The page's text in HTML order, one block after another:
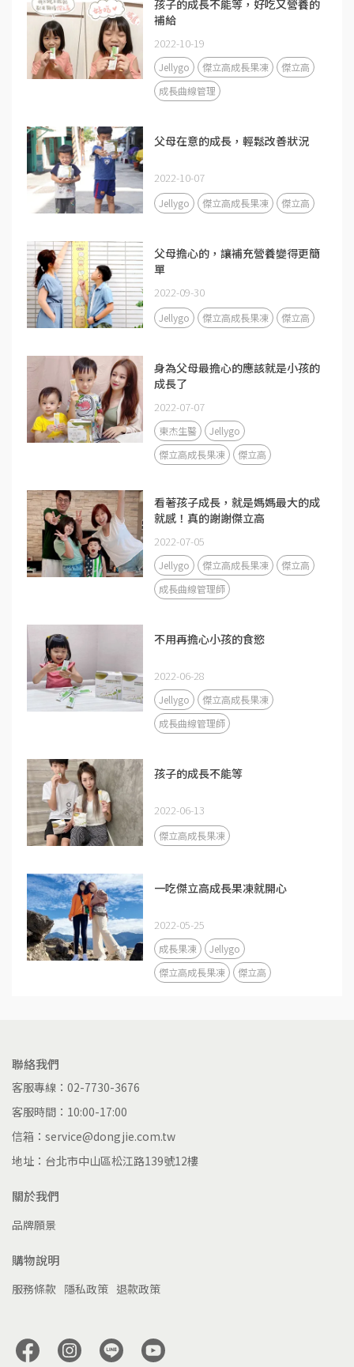
孩子的成長不能等，好吃又營養的
補給
2022-10-19
Jellygo 傑立高成長果凍
傑立高
成長曲線管理
父母在意的成長，輕鬆改善狀況
2022-10-07
Jellygo 傑立高成長果凍 傑立高
父母擔心的，讓補充營養變得更簡
單
2022-09-30
Jellygo 傑立高成長果凍 傑立高
身為父母最擔心的應該就是小孩的
成長了
2022-07-07
東杰生醫
Jellygo
傑立高成長果凍
傑立高
看著孩子成長，就是媽媽最大的成
就感！真的謝謝傑立高
2022-07-05
Jellygo 傑立高成長果凍
傑立高
成長曲線管理師
不用再擔心小孩的食慾
2022-06-28
Jellygo
傑立高成長果凍
成長曲線管理師
孩子的成長不能等
2022-06-13
傑立高成長果凍
一吃傑立高成長果凍就開心
2022-05-25
成長果凍
Jellygo
傑立高成長果凍
傑立高
聯絡我們
客服專線：02-7730-3676
客服時間：10:00-17:00
信箱：service@dongjie.com.tw
地址：台北市中山區松江路139號12樓
關於我們
品牌願景
購物說明
服務條款 隱私政策 退款政策